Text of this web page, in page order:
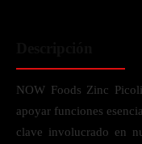
NOW Foods Zinc
apoyar funciones
clave involucrado en